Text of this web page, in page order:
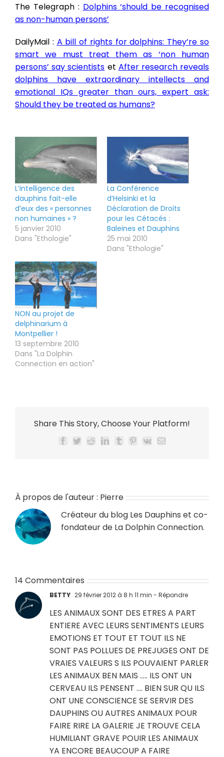
The Telegraph : Dolphins ‘should be recognised
as non-human persons’
DailyMail : A bill of rights for dolphins: They’re so
smart we must treat them as ‘non human
persons’ say scientists et After research reveals
dolphins have extraordinary intellects and
emotional IQs greater than ours, expert ask:
Should they be treated as humans?
L’intelligence des
dauphins fait-elle
d’eux des « personnes
non humaines » ?
5 janvier 2010
Dans "Ethologie"
La Conférence
d’Helsinki et la
Déclaration de Droits
pour les Cétacés :
Baleines et Dauphins
25 mai 2010
Dans "Ethologie"
NON au projet de
delphinarium à
Montpellier !
13 septembre 2010
Dans "La Dolphin
Connection en action"
Share This Story, Choose Your Platform!
Facebook
TwitterRedditLinkedIn
TumblrPinterest
Vk Email
À propos de l'auteur : Pierre
Créateur du blog Les Dauphins et co-
fondateur de La Dolphin Connection.
14 Commentaires
BETTY 29 février 2012 à 8 h 11 min - Répondre
LES ANIMAUX SONT DES ETRES A PART
ENTIERE AVEC LEURS SENTIMENTS LEURS
EMOTIONS ET TOUT ET TOUT ILS NE
SONT PAS POLLUES DE PREJUGES ONT DE
VRAIES VALEURS S ILS POUVAIENT PARLER
LES ANIMAUX BEN MAIS ….. ILS ONT UN
CERVEAU ILS PENSENT …. BIEN SUR QU ILS
ONT UNE CONSCIENCE SE SERVIR DES
DAUPHINS OU AUTRES ANIMAUX POUR
FAIRE RIRE LA GALERIE JE TROUVE CELA
HUMILIANT GRAVE POUIR LES ANIMAUX
YA ENCORE BEAUCOUP A FAIRE